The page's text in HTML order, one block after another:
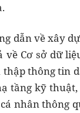
dẫn về xây
Cơ sở dữ
thông tin
tầng kỹ
nhân thông